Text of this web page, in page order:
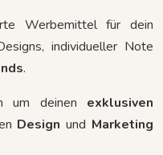
Werbemittel für dein
individueller Note
.
um deinen exklusiven
Design und Marketing